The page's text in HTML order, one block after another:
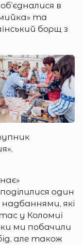
в
та
борщ з
один
які
у Коломиї
ми побачили
але також